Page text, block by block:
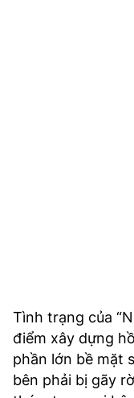
Tình trạng của
điểm xây dựng
phần lớn bề mặt
bên phải bị gãy